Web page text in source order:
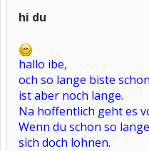
hi du
hallo ibe,
och so lange biste
ist aber noch lange.
Na hoffentlich geht es
Wenn du schon so
sich doch lohnen.